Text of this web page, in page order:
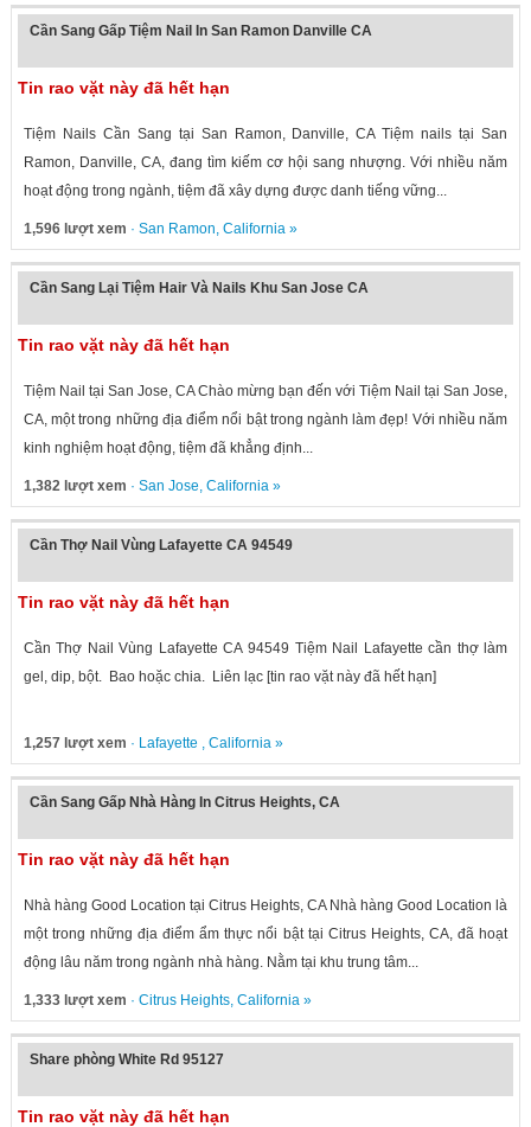
Cần Sang Gấp Tiệm Nail In San Ramon Danville CA
Tin rao vặt này đã hết hạn
Tiệm Nails Cần Sang tại San Ramon, Danville, CA Tiệm nails tại San
Ramon, Danville, CA, đang tìm kiếm cơ hội sang nhượng. Với nhiều năm
hoạt động trong ngành, tiệm đã xây dựng được danh tiếng vững...
1,596 lượt xem · San Ramon, California»
Cần Sang Lại Tiệm Hair Và Nails Khu San Jose CA
Tin rao vặt này đã hết hạn
Tiệm Nail tại San Jose, CA Chào mừng bạn đến với Tiệm Nail tại San Jose,
CA, một trong những địa điểm nổi bật trong ngành làm đẹp! Với nhiều năm
kinh nghiệm hoạt động, tiệm đã khẳng định...
1,382 lượt xem · San Jose, California»
Cần Thợ Nail Vùng Lafayette CA 94549
Tin rao vặt này đã hết hạn
Cần Thợ Nail Vùng Lafayette CA 94549 Tiệm Nail Lafayette cần thợ làm
gel, dip, bột. Bao hoặc chia. Liên lạc [tin rao vặt này đã hết hạn]
1,257 lượt xem · Lafayette , California»
Cần Sang Gấp Nhà Hàng In Citrus Heights, CA
Tin rao vặt này đã hết hạn
Nhà hàng Good Location tại Citrus Heights, CA Nhà hàng Good Location là
một trong những địa điểm ẩm thực nổi bật tại Citrus Heights, CA, đã hoạt
động lâu năm trong ngành nhà hàng. Nằm tại khu trung tâm...
1,333 lượt xem · Citrus Heights, California»
Share phòng White Rd 95127
Tin rao vặt này đã hết hạn